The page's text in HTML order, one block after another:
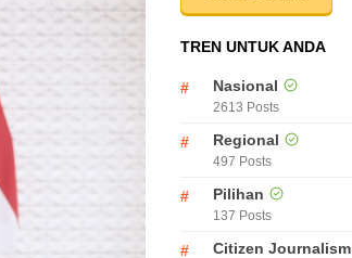
TREN UNTUK ANDA
Nasional
2613 Posts
Regional
497 Posts
Pilihan
137 Posts
Citizen Journalism